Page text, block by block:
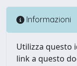
Informazioni
Utilizza questo
link a questo